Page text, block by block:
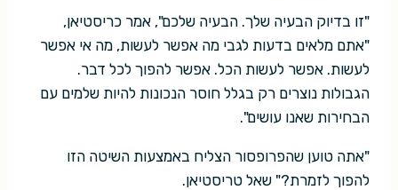
"זו בדיוק הבעיה שלך. הבעיה שלכם", אמר כריסטיאן,
"אתם מלאים בדעות לגבי מה אפשר לעשות, מה אי אפשר
לעשות. אפשר לעשות הכל. אפשר להפוך לכל דבר.
הגבולות נוצרים רק בגלל חוסר הנכונות להיות שלמים עם
הבחירות שאנו עושים".
"אתה טוען שהפרופסור הצליח באמצעות השיטה הזו
להפוך לזמרת?" שאל טריסטיאן.